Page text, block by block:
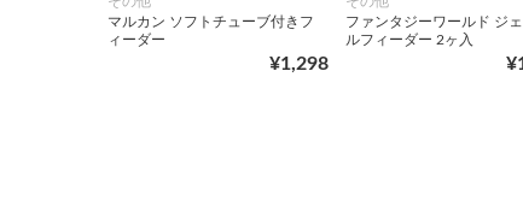
マルカン ソフトチューブ付きフ
ィーダー
¥1,298
ファンタジーワールド ジェ
ルフィーダー 2ヶ入